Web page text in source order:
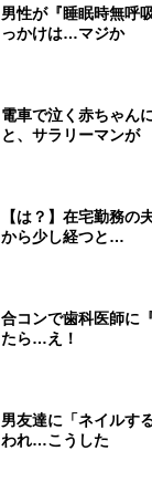
男性が『睡眠時無呼
っかけは…マジか
電車で泣く赤ちゃん
と、サラリーマンが
【は？】在宅勤務の
から少し経つと…
合コンで歯科医師に
たら…え！
男友達に「ネイルす
われ…こうした